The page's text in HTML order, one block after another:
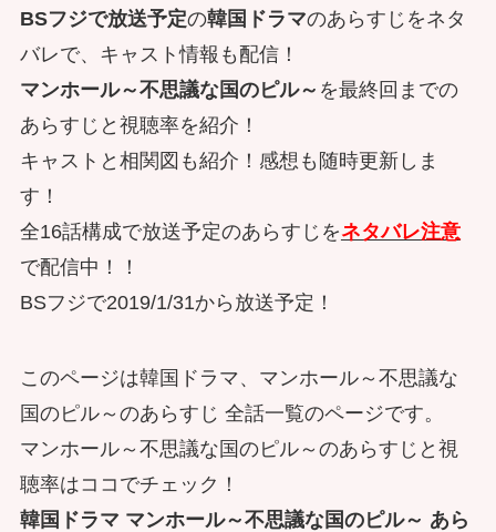
BSフジで放送予定の韓国ドラマのあらすじをネタ
バレで、キャスト情報も配信！
マンホール～不思議な国のピル～ を最終回までの
あらすじと視聴率を紹介！
キャストと相関図も紹介！感想も随時更新しま
す！
全16話構成で放送予定のあらすじをネタバレ注意
で配信中！！
BSフジで2019/1/31から放送予定！
このページは韓国ドラマ、マンホール～不思議な
国のピル～のあらすじ 全話一覧のページです。
マンホール～不思議な国のピル～のあらすじと視
聴率はココでチェック！
韓国ドラマ マンホール～不思議な国のピル～ あら